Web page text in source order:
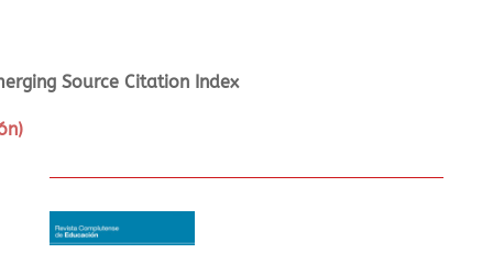
Source Citation Index